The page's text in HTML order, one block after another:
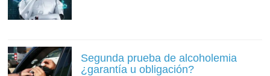
Segunda prueba de alcoholemia
¿garantía u obligación?